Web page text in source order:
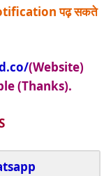
Notification पढ़ सकते
(Website)
(Thanks).